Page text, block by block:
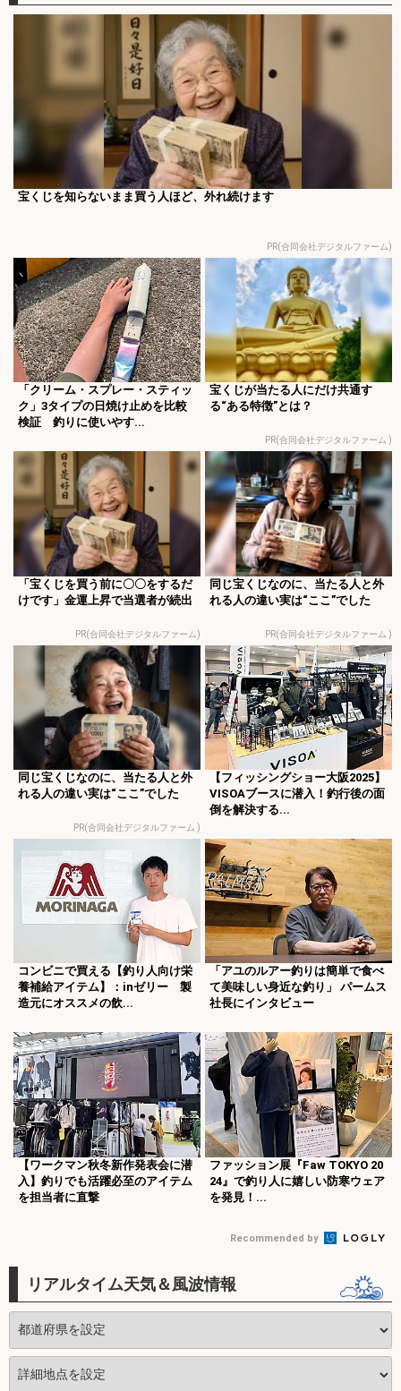
宝くじを知らないまま買う人ほど、外れ続けます
PR(合同会社デジタルファーム)
「クリーム・スプレー・スティッ
ク」3タイプの日焼け止めを比較
検証 釣りに使いやす...
宝くじが当たる人にだけ共通す
る“ある特徴”とは？
PR(合同会社デジタルファーム )
「宝くじを買う前に〇〇をするだ
けです」金運上昇で当選者が続出
PR(合同会社デジタルファーム)
同じ宝くじなのに、当たる人と外
れる人の違い実は“ここ”でした
PR(合同会社デジタルファーム )
同じ宝くじなのに、当たる人と外
れる人の違い実は“ここ”でした
PR(合同会社デジタルファーム )
【フィッシングショー大阪2025】
VISOAブースに潜入！釣行後の面
倒を解決する...
コンビニで買える【釣り人向け栄
養補給アイテム】：inゼリー 製
造元にオススメの飲...
「アユのルアー釣りは簡単で食べ
て美味しい身近な釣り」 パームス
社長にインタビュー
【ワークマン秋冬新作発表会に潜
入】釣りでも活躍必至のアイテム
を担当者に直撃
ファッション展『Faw TOKYO 20
24』で釣り人に嬉しい防寒ウェア
を発見！...
Recommended by
リアルタイム天気＆風波情報